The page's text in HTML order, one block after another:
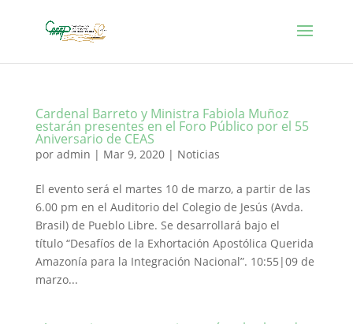
Cardenal Barreto y Ministra Fabiola Muñoz
estarán presentes en el Foro Público por el 55
Aniversario de CEAS
por admin | Mar 9, 2020| Noticias
El evento será el martes 10 de marzo, a partir de las
6.00 pm en el Auditorio del Colegio de Jesús (Avda.
Brasil) de Pueblo Libre. Se desarrollará bajo el
título “Desafíos de la Exhortación Apostólica Querida
Amazonía para la Integración Nacional”. 10:55|09 de
marzo...